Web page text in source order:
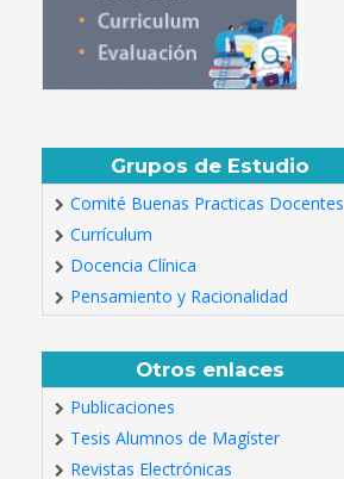
Grupos de Estudio
Comité Buenas Practicas Docentes
Currículum
Docencia Clínica
Pensamiento y Racionalidad
Otros enlaces
Publicaciones
Tesis Alumnos de Magíster
Revistas Electrónicas